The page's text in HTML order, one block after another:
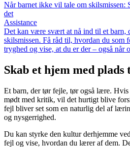
Når barnet ikke vil tale om skilsmissen:
det
Assistance
Det kan være svært at nå ind til et barn,
skilsmissen. Få råd til, hvordan du som
tryghed og vise, at du er der – også når
Skab et hjem med
Et barn, der tør fejle, tør også lære.
mødt med kritik, vil det hurtigt blive
fejl bliver set som en naturlig del af
og nysgerrighed.
Du kan styrke den kultur derhjemme
fejl og vise, hvordan du lærer af dem.